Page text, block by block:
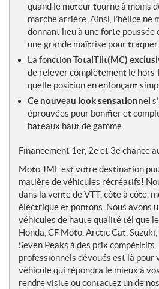
quand le moteur tourne à moins
marche arrière. Ainsi, l’hélice ne
donnant lieu à une forte poussée
une grande maîtrise pour traquer
La fonctionTotalTilt(MC)
de relever complètement le
quelle position en enfonçant
Ce nouveau look sensationnel
éprouvées pour bonifier et
bateaux haut de gamme.
Financement 1er, 2e et 3e chance
Moto JMF est votre destination
matière de véhicules récréatifs!
dans la vente de VTT, côte à côte,
électrique et pontons. Nous avons
véhicules de haute qualité tél que
Honda, CF Moto, Arctic Cat,
Seven Peaks à des prix
professionnels dévoués est là pour
véhicule qui répondra le mieux à
rendre visite ou contactez un de